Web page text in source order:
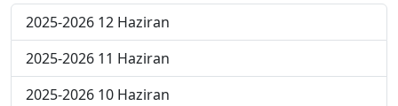
2025-2026 12 Haziran
2025-2026 11 Haziran
2025-2026 10 Haziran